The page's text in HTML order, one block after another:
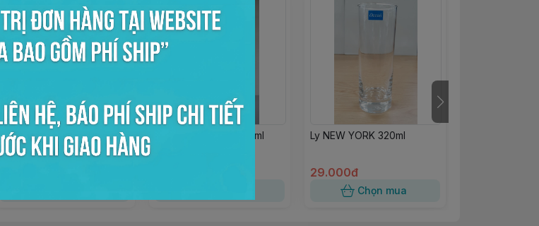
Xúc đá inox nhí 6 Ly VIVA FOOTED 420ml Ly NEW YORK 320ml
29.000đ
Chọn mua